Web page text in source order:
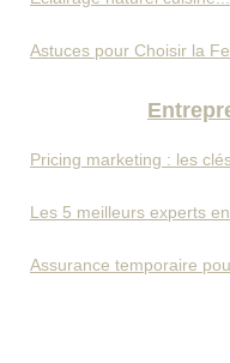
Astuces pour Choisir la
Pricing marketing : les
Les 5 meilleurs experts
Assurance temporaire